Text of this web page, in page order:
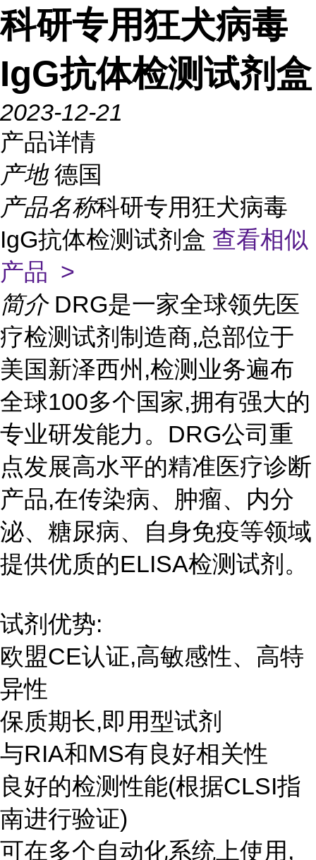
科研专用狂犬病毒
IgG抗体检测试剂盒
2023-12-21
产品详情
产地 德国
产品名称科研专用狂犬病毒
IgG抗体检测试剂盒 查看相似
产品 >
简介 DRG是一家全球领先医
疗检测试剂制造商,总部位于
美国新泽西州,检测业务遍布
全球100多个国家,拥有强大的
专业研发能力。DRG公司重
点发展高水平的精准医疗诊断
产品,在传染病、肿瘤、内分
泌、糖尿病、自身免疫等领域
提供优质的ELISA检测试剂。
试剂优势:
欧盟CE认证,高敏感性、高特
异性
保质期长,即用型试剂
与RIA和MS有良好相关性
良好的检测性能(根据CLSI指
南进行验证)
可在多个自动化系统上使用,